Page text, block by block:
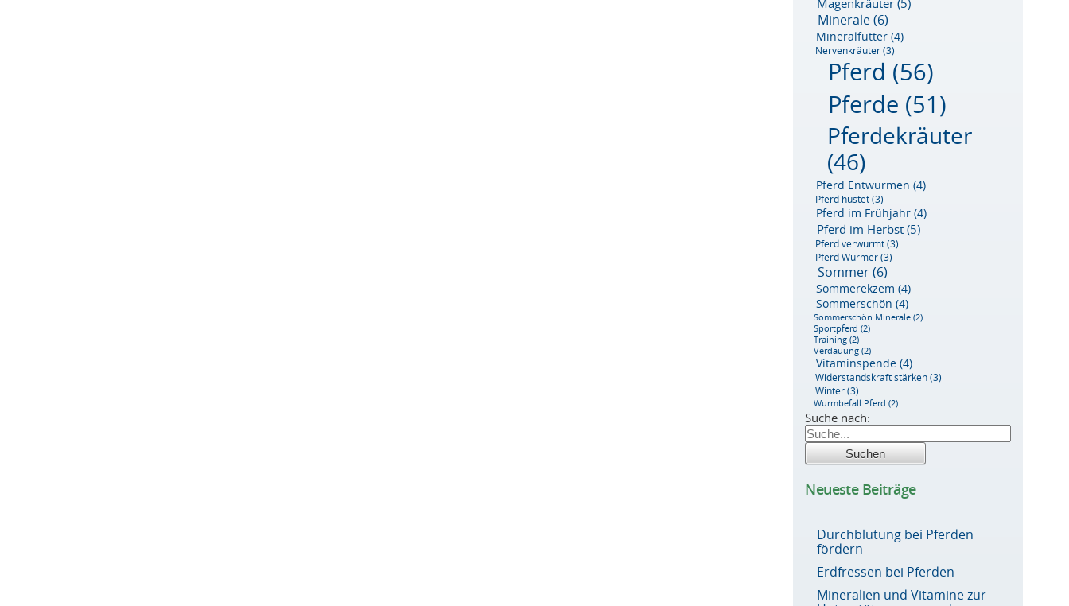
Minerale(6)
Mineralfutter (4)
Nervenkräuter(3)
Pferd (56)
Pferde (51)
Pferdekräuter
(46)
Pferd Entwurmen (4)
Pferd hustet(3)
Pferd im Frühjahr (4)
Pferd im Herbst (5)
Pferd verwurmt(3)
Pferd Würmer(3)
Sommer(6)
Sommerekzem (4)
Sommerschön (4)
Sommerschön Minerale(2)
Sportpferd (2)
Training(2)
Verdauung(2)
Vitaminspende (4)
Widerstandskraft stärken(3)
Winter(3)
Wurmbefall Pferd (2)
Suche nach:
Neueste Beiträge
Durchblutung bei Pferden
fördern
Erdfressen bei Pferden
Mineralien und Vitamine zur